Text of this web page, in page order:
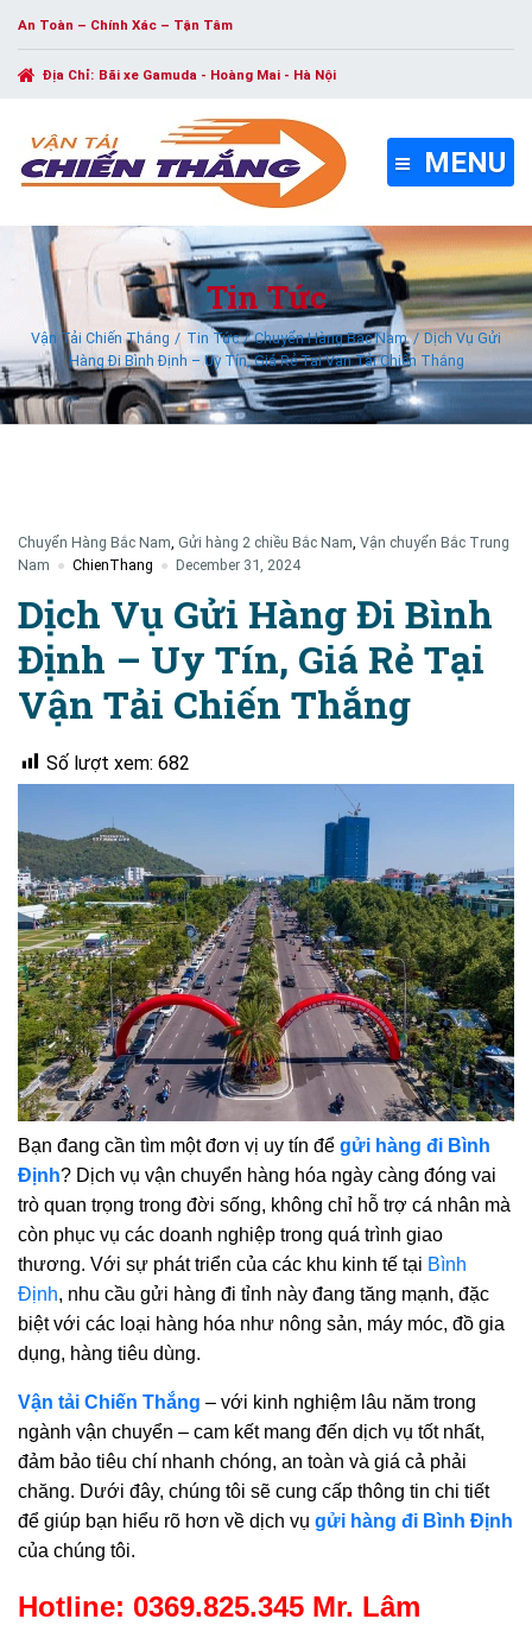
An Toàn – Chính Xác – Tận Tâm
Địa Chỉ: Bãi xe Gamuda - Hoàng Mai - Hà Nội
MENU
Tin Tức
Vận Tải Chiến Thắng Tin Tức Chuyển Hàng Bắc Nam
Dịch Vụ Gửi
Hàng Đi Bình Định – Uy Tín, Giá Rẻ Tại Vận Tải Chiến Thắng
Chuyển Hàng Bắc Nam Gửi hàng 2 chiều Bắc Nam Vận chuyển Bắc Trung
Nam
ChienThang December 31, 2024
Dịch Vụ Gửi Hàng Đi Bình
Định – Uy Tín, Giá Rẻ Tại
Vận Tải Chiến Thắng
Số lượt xem: 682
Bạn đang cần tìm một đơn vị uy tín để gửi hàng đi Bình
Định? Dịch vụ vận chuyển hàng hóa ngày càng đóng vai
trò quan trọng trong đời sống, không chỉ hỗ trợ cá nhân mà
còn phục vụ các doanh nghiệp trong quá trình giao
thương. Với sự phát triển của các khu kinh tế tại Bình
Định, nhu cầu gửi hàng đi tỉnh này đang tăng mạnh, đặc
biệt với các loại hàng hóa như nông sản, máy móc, đồ gia
dụng, hàng tiêu dùng.
Vận tải Chiến Thắng – với kinh nghiệm lâu năm trong
ngành vận chuyển – cam kết mang đến dịch vụ tốt nhất,
đảm bảo tiêu chí nhanh chóng, an toàn và giá cả phải
chăng. Dưới đây, chúng tôi sẽ cung cấp thông tin chi tiết
để giúp bạn hiểu rõ hơn về dịch vụ gửi hàng đi Bình Định
của chúng tôi.
Hotline: 0369.825.345 Mr. Lâm